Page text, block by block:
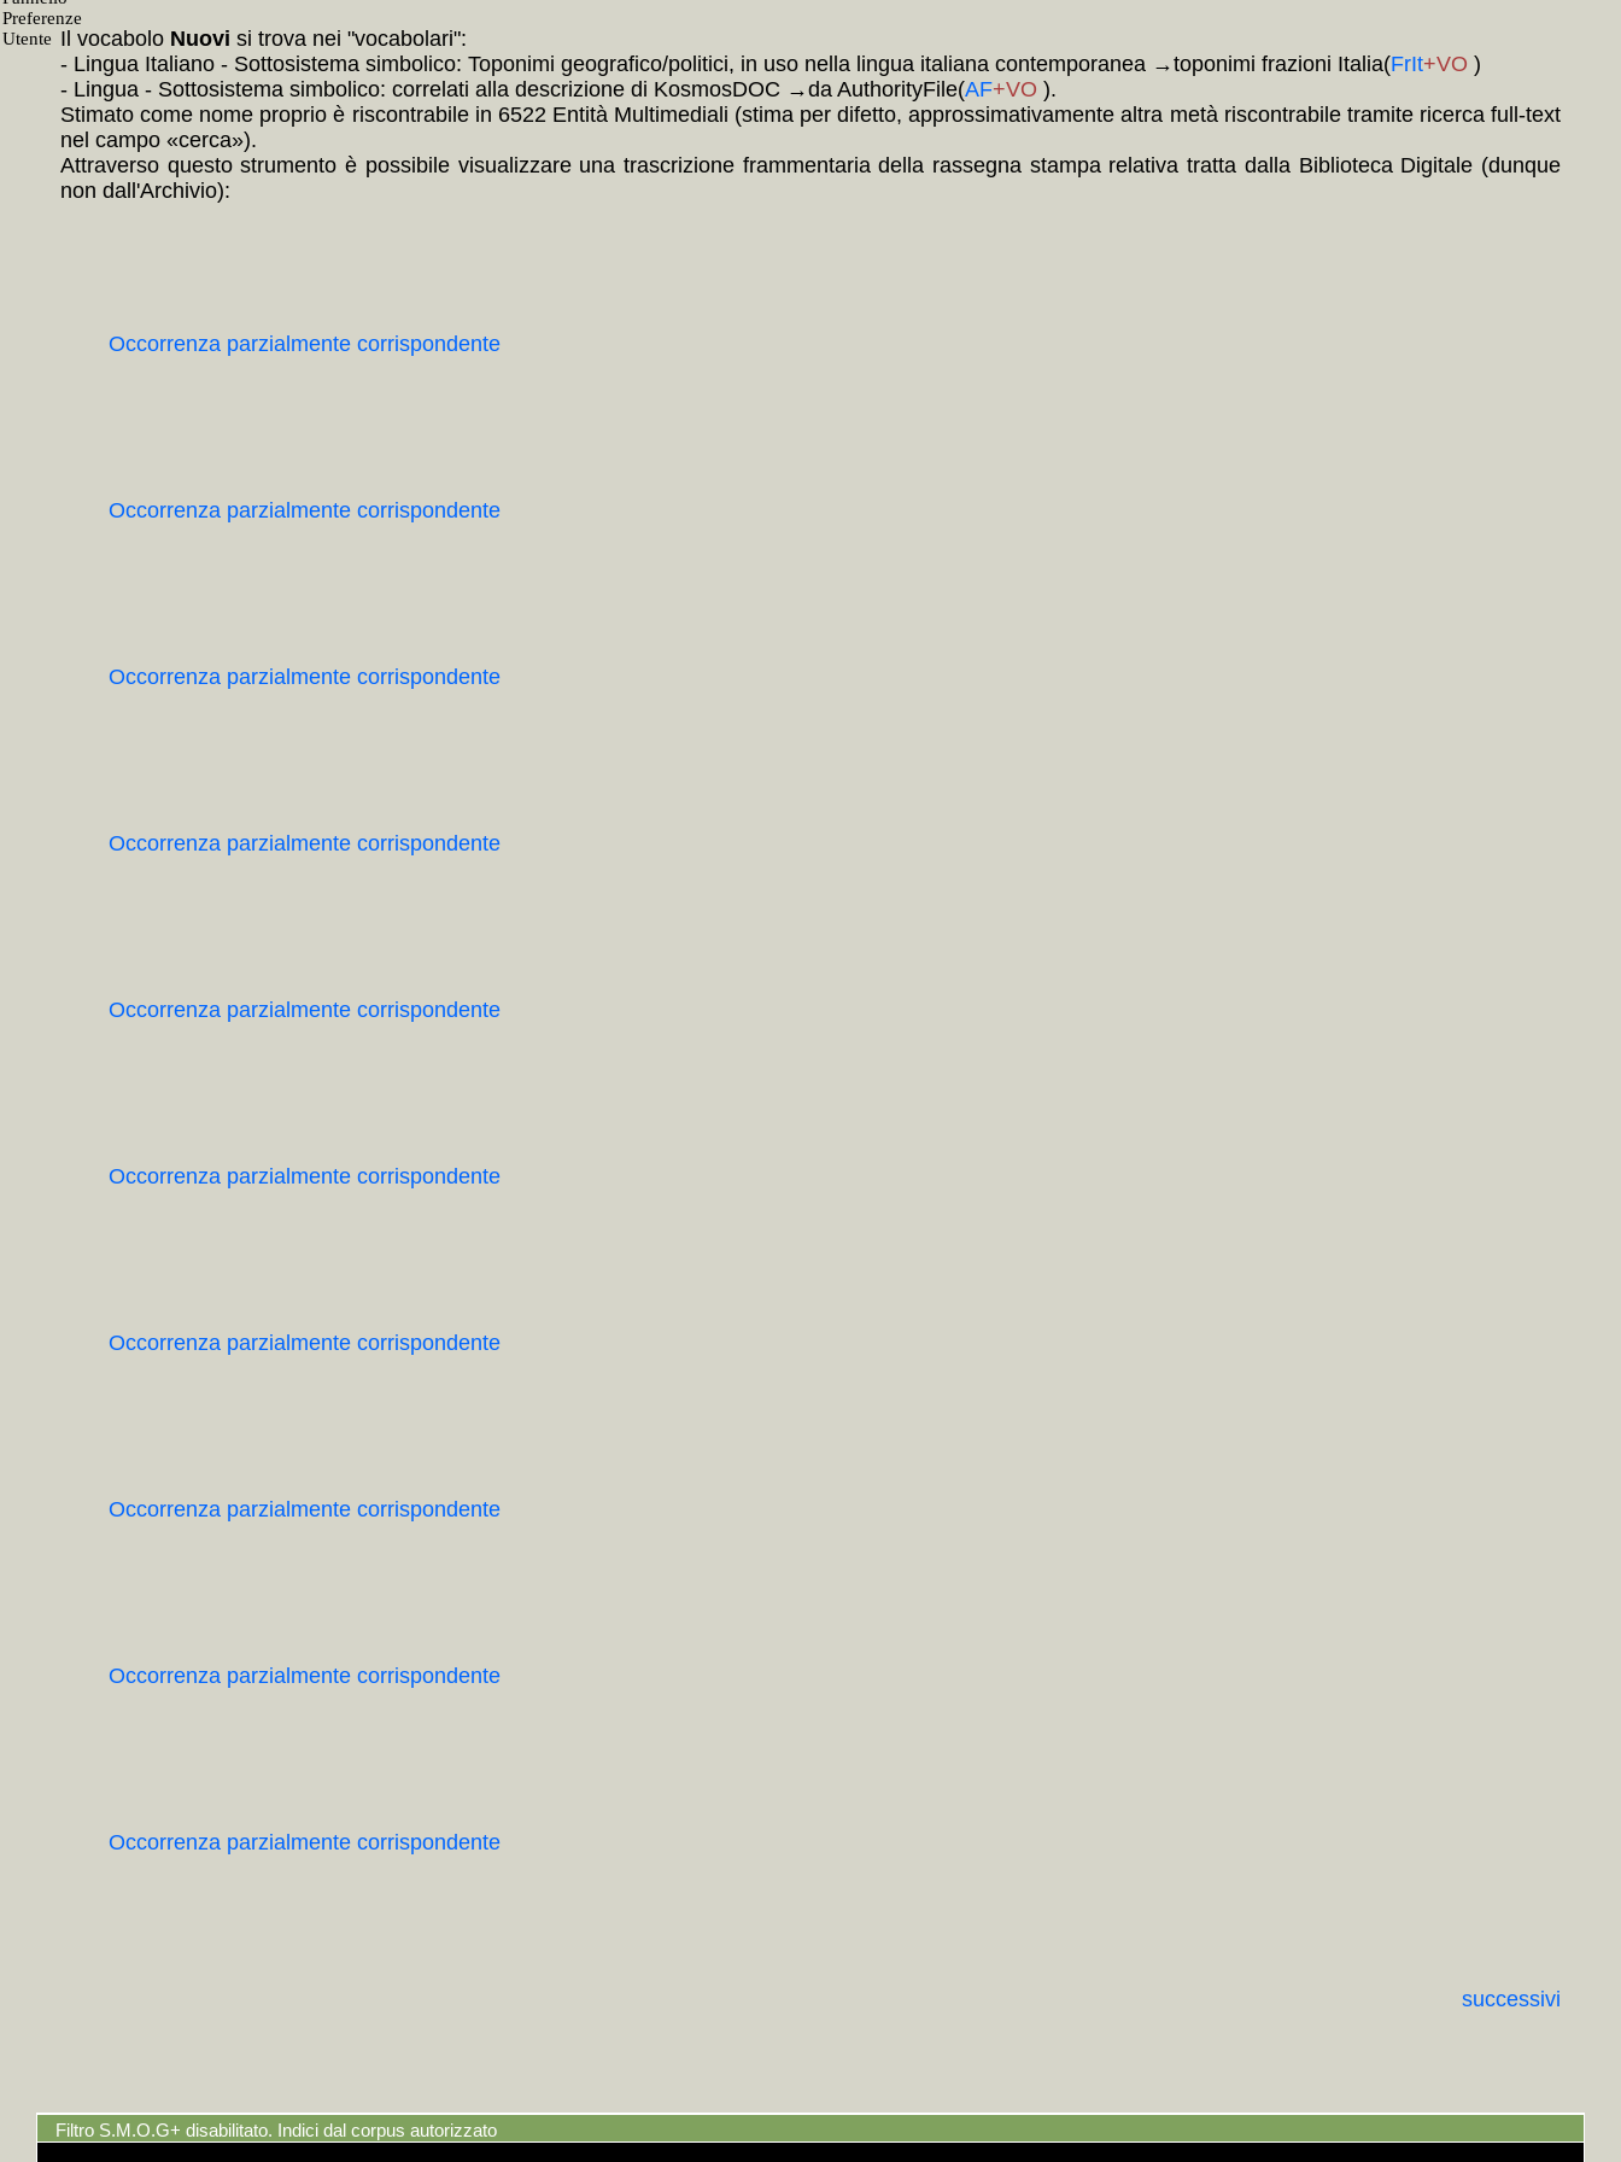
Il vocabolo Nuovi si trova nei "vocabolari":
- Lingua Italiano - Sottosistema simbolico: Toponimi geografico/politici, in uso nella lingua italiana contemporanea →toponimi frazioni Italia(FrIt+VO )
- Lingua - Sottosistema simbolico: correlati alla descrizione di KosmosDOC →da AuthorityFile(AF+VO ).
Stimato come nome proprio è riscontrabile in 6522 Entità Multimediali (stima per difetto, approssimativamente altra metà riscontrabile tramite ricerca full-text
nel campo «cerca»).
Attraverso questo strumento è possibile visualizzare una trascrizione frammentaria della rassegna stampa relativa tratta dalla Biblioteca Digitale (dunque
non dall'Archivio):
Occorrenza parzialmente corrispondente
Occorrenza parzialmente corrispondente
Occorrenza parzialmente corrispondente
Occorrenza parzialmente corrispondente
Occorrenza parzialmente corrispondente
Occorrenza parzialmente corrispondente
Occorrenza parzialmente corrispondente
Occorrenza parzialmente corrispondente
Occorrenza parzialmente corrispondente
Occorrenza parzialmente corrispondente
successivi
Filtro S.M.O.G+ disabilitato. Indici dal corpus autorizzato